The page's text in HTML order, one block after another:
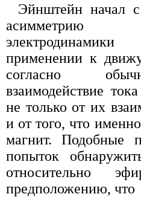
Эйнштейн начал
применении к
согласно
взаимодействие
не только от их
и от того, что
магнит. Подобные
попыток
относительно
предположению, что